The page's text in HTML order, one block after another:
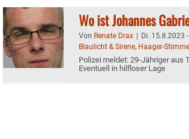
Wo ist Johannes
Von Renate Drax | Di. 15.8.2023
Blaulicht & Sirene, Haager-Stimme
Polizei meldet: 29-Jähriger aus
Eventuell in hilfloser Lage